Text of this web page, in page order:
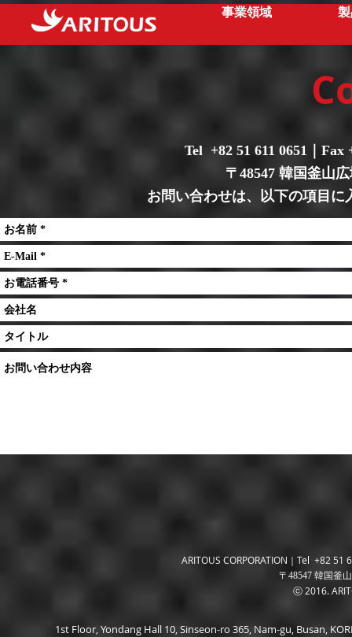
事業領域
Tel +82 51 611 0651｜Fax
〒48547 韓国釜山
お問い合わせは、以下の項目に
ARITOUS CORPORATION｜Tel +82
〒48547 韓国釜
ⓒ 2016.
1st Floor, Yondang Hall 10, Sinseon-ro 365, Nam-gu, Busan,